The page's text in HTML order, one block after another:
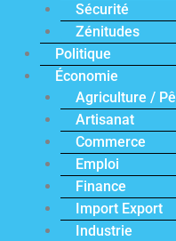
Sécurité
Zénitudes
Politique
Économie
Agriculture /
Artisanat
Commerce
Emploi
Finance
Import Export
Industrie